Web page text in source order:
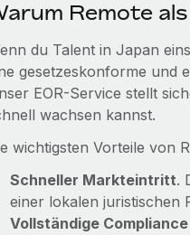
Remote
du Talent in Japan
gesetzeskonforme und
EOR-Service stellt
wachsen kannst.
wichtigsten Vorteile von
Schneller Markteintritt.
einer lokalen juristischen
Vollständige